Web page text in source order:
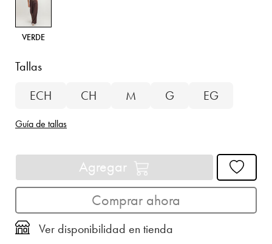
VERDE
Tallas
ECH
CH M G EG
Guía de tallas
Agregar
Comprar ahora
Ver disponibilidad en tienda